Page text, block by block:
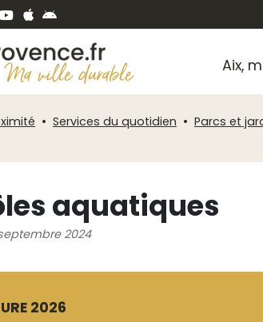
Aix,
Services du quotidien Parcs et
aquatiques
2024
2026